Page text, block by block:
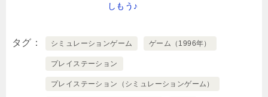
しもう♪
タグ シミュレーションゲーム ゲーム（1996年）
プレイステーション
プレイステーション（シミュレーションゲーム）